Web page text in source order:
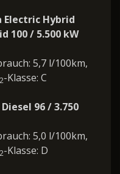
Hybrid
100 / 5.500 kW
5,7 l/100km,
2-Klasse: C
96 / 3.750
5,0 l/100km,
2-Klasse: D